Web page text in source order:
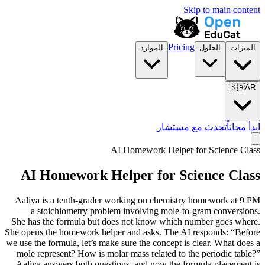
Skip to main content
الميزات الحلول Pricing الموارد
🇸🇦AR
ابدأ مجاناًتحدث مع مستشار
AI Homework Helper for Science Class
AI Homework Helper for Science Class
Aaliya is a tenth-grader working on chemistry homework at 9 PM
— a stoichiometry problem involving mole-to-gram conversions.
She has the formula but does not know which number goes where.
She opens the homework helper and asks. The AI responds: “Before
we use the formula, let’s make sure the concept is clear. What does a
mole represent? How is molar mass related to the periodic table?”